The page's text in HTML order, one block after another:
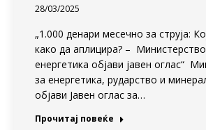
28/03/2025
„1.000 денари месечно за струја:
како да аплицира? –
енергетика објави јавен оглас“
за енергетика, рударство и
објави Јавен оглас за…
Прочитај повеќе